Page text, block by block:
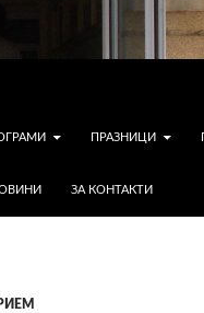
ПРАЗНИЦИ
ЗА КОНТАКТИ